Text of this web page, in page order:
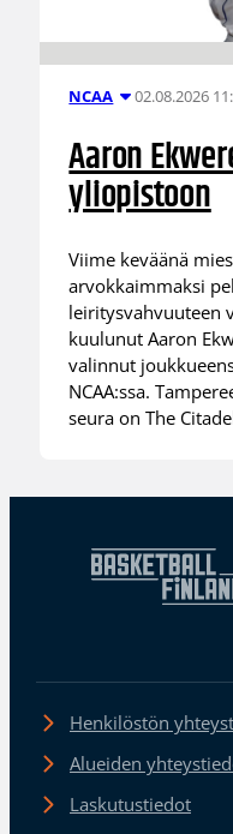
NCAA 02.08.2026
Aaron
yliopistoon
Viime keväänä
arvokkaimmaksi
leiritysvahvuuteen
kuulunut Aaron
valinnut
NCAA:ssa.
seura on The
Henkilöstön
Alueiden
Laskutustiedot